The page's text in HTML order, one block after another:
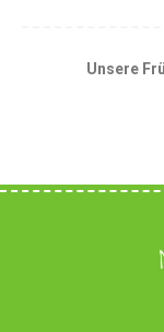
Unsere